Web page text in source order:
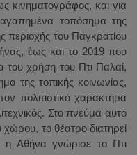
κινηματογράφος, και για
τοπόσημα της
περιοχής του Παγκρατίου
έως και το 2019 που
του χρήση του Πτι Παλαί,
της τοπικής κοινωνίας,
πολιτιστικό χαρακτήρα
Στο πνεύμα αυτό
το θέατρο διατηρεί
Αθήνα γνώρισε το Πτι